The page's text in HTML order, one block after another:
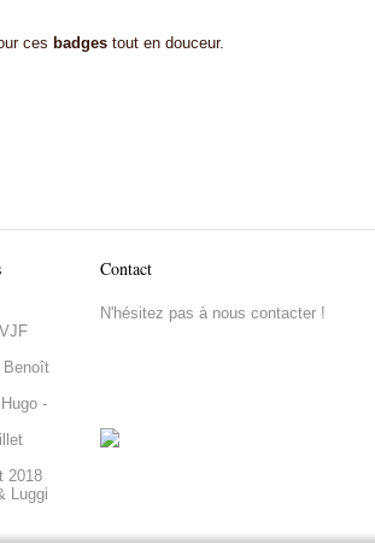
ces badges tout en douceur.
Benoît
-
2018
Luggi
Contact
N'hésitez pas à nous contacter !